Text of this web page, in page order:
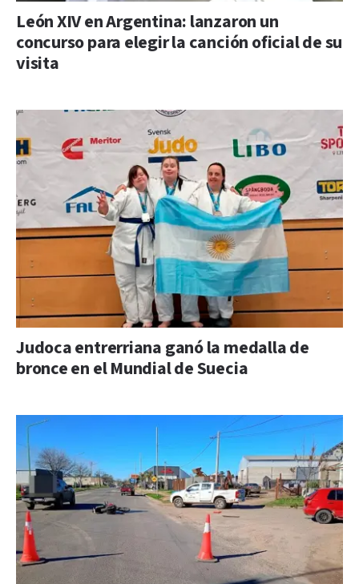
León XIV en Argentina: lanzaron un
concurso para elegir la canción oficial de su
visita
Judoca entrerriana ganó la medalla de
bronce en el Mundial de Suecia